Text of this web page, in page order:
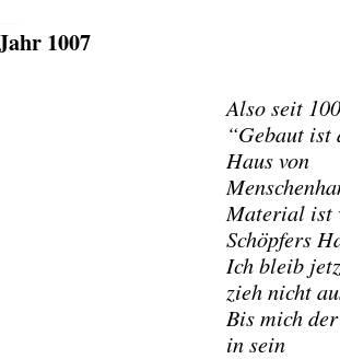
1007
Also seit
“Gebaut ist
Haus von
Material ist
Schöpfers
Ich bleib
zieh nicht
Bis mich
in sein